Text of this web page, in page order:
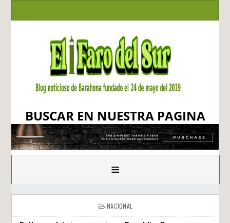
BUSCAR EN NUESTRA PAGINA
≡
NACIONAL